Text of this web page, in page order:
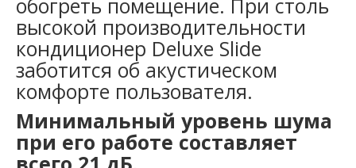
обогреть помещение. При столь
высокой производительности
кондиционер Deluxe Slide
заботится об акустическом
комфорте пользователя.
Минимальный уровень шума
при его работе составляет